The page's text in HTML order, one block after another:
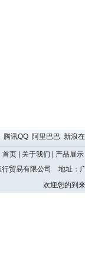
腾讯QQ 阿里巴巴 新浪
首页 关于我们 产品展示
行贸易有限公司 地址
欢迎您的到